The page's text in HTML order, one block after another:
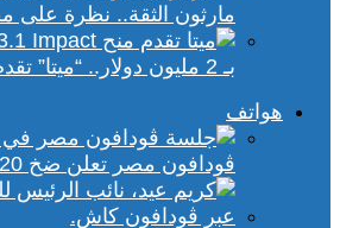
مارثون الثقة.. نظرة على
بـ 2 مليون دولار.. “ميتا” تقدم منح لدعم تطبيقات الذكاء الاصطناعي في إفريقيا والشرق الأوسط
هواتف
ڤودافون مصر تعلن ضخ 20 مليار جنيه لتطوير البنية التحتية الرقمية